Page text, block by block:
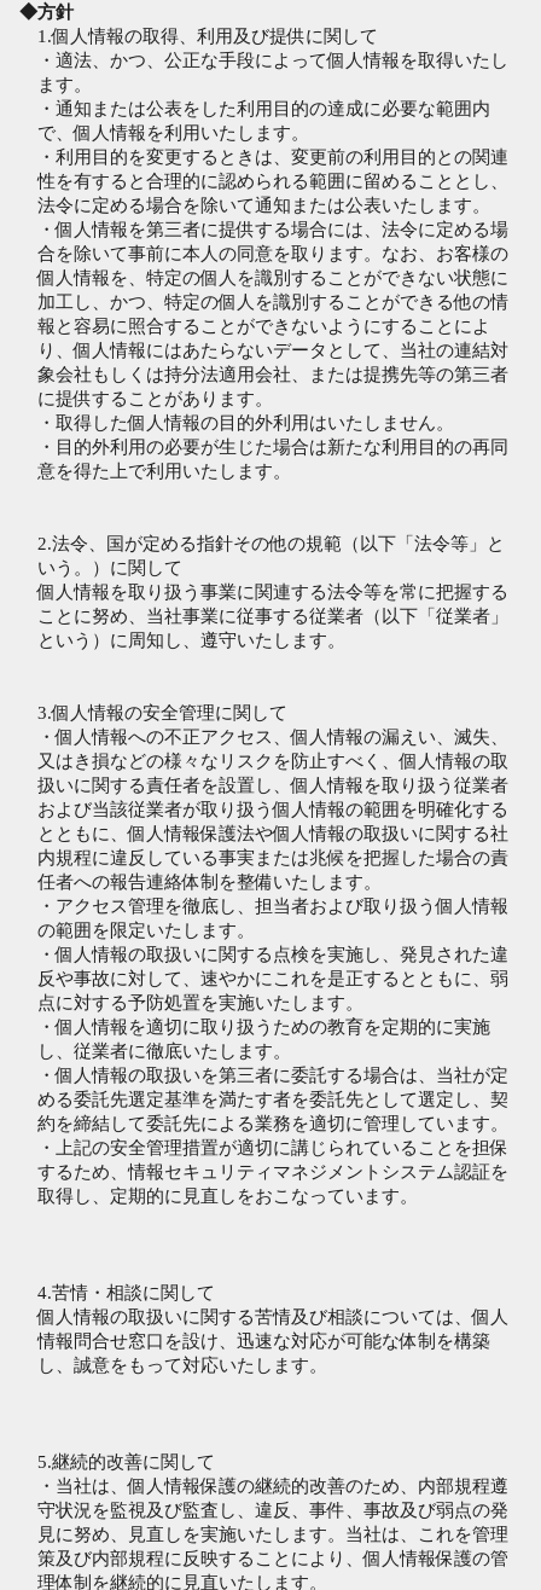
◆方針
1.個人情報の取得、利用及び提供に関して
・適法、かつ、公正な手段によって個人情報を取得いたし
ます。
・通知または公表をした利用目的の達成に必要な範囲内
で、個人情報を利用いたします。
・利用目的を変更するときは、変更前の利用目的との関連
性を有すると合理的に認められる範囲に留めることとし、
法令に定める場合を除いて通知または公表いたします。
・個人情報を第三者に提供する場合には、法令に定める場
合を除いて事前に本人の同意を取ります。なお、お客様の
個人情報を、特定の個人を識別することができない状態に
加工し、かつ、特定の個人を識別することができる他の情
報と容易に照合することができないようにすることによ
り、個人情報にはあたらないデータとして、当社の連結対
象会社もしくは持分法適用会社、または提携先等の第三者
に提供することがあります。
・取得した個人情報の目的外利用はいたしません。
・目的外利用の必要が生じた場合は新たな利用目的の再同
意を得た上で利用いたします。
2.法令、国が定める指針その他の規範（以下「法令等」と
いう。）に関して
個人情報を取り扱う事業に関連する法令等を常に把握する
ことに努め、当社事業に従事する従業者（以下「従業者」
という）に周知し、遵守いたします。
3.個人情報の安全管理に関して
・個人情報への不正アクセス、個人情報の漏えい、滅失、
又はき損などの様々なリスクを防止すべく、個人情報の取
扱いに関する責任者を設置し、個人情報を取り扱う従業者
および当該従業者が取り扱う個人情報の範囲を明確化する
とともに、個人情報保護法や個人情報の取扱いに関する社
内規程に違反している事実または兆候を把握した場合の責
任者への報告連絡体制を整備いたします。
・アクセス管理を徹底し、担当者および取り扱う個人情報
の範囲を限定いたします。
・個人情報の取扱いに関する点検を実施し、発見された違
反や事故に対して、速やかにこれを是正するとともに、弱
点に対する予防処置を実施いたします。
・個人情報を適切に取り扱うための教育を定期的に実施
し、従業者に徹底いたします。
・個人情報の取扱いを第三者に委託する場合は、当社が定
める委託先選定基準を満たす者を委託先として選定し、契
約を締結して委託先による業務を適切に管理しています。
・上記の安全管理措置が適切に講じられていることを担保
するため、情報セキュリティマネジメントシステム認証を
取得し、定期的に見直しをおこなっています。
4.苦情・相談に関して
個人情報の取扱いに関する苦情及び相談については、個人
情報問合せ窓口を設け、迅速な対応が可能な体制を構築
し、誠意をもって対応いたします。
5.継続的改善に関して
・当社は、個人情報保護の継続的改善のため、内部規程遵
守状況を監視及び監査し、違反、事件、事故及び弱点の発
見に努め、見直しを実施いたします。当社は、これを管理
策及び内部規程に反映することにより、個人情報保護の管
理体制を継続的に見直いたします。